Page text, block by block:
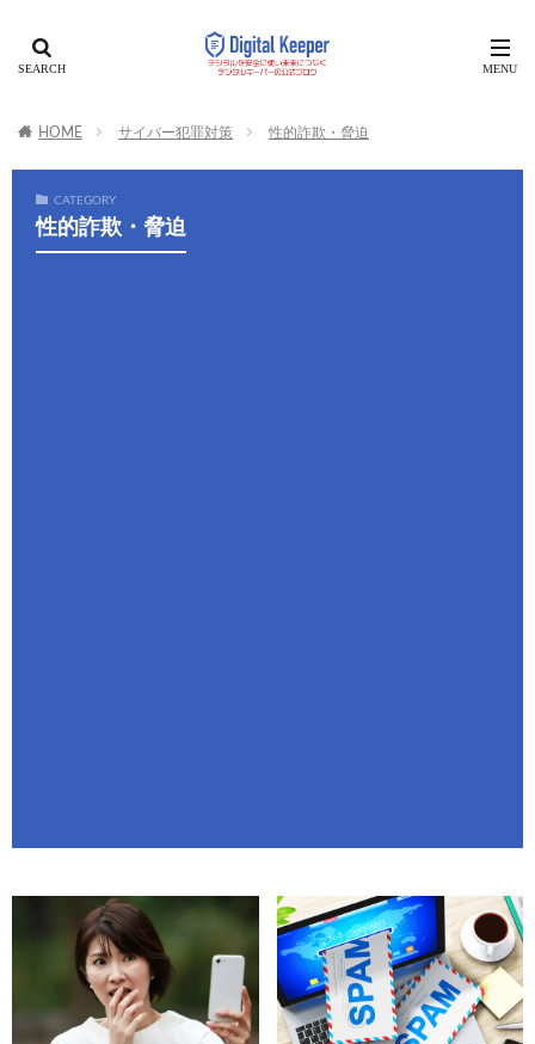
HOME サイバー犯罪対策 性的詐欺・脅迫
CATEGORY
性的詐欺・脅迫